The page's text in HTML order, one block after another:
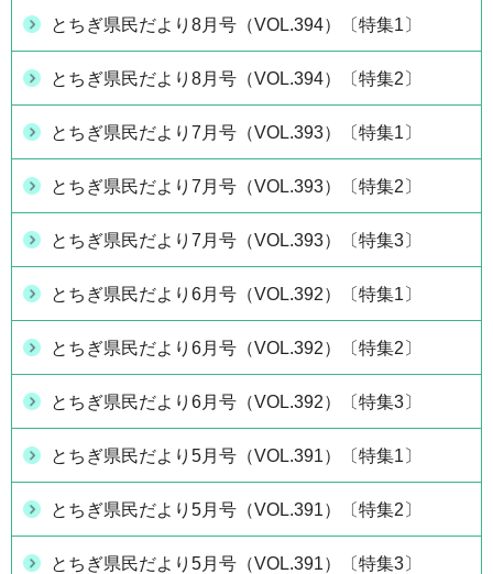
とちぎ県民だより8月号（VOL.394）〔特集1〕
とちぎ県民だより8月号（VOL.394）〔特集2〕
とちぎ県民だより7月号（VOL.393）〔特集1〕
とちぎ県民だより7月号（VOL.393）〔特集2〕
とちぎ県民だより7月号（VOL.393）〔特集3〕
とちぎ県民だより6月号（VOL.392）〔特集1〕
とちぎ県民だより6月号（VOL.392）〔特集2〕
とちぎ県民だより6月号（VOL.392）〔特集3〕
とちぎ県民だより5月号（VOL.391）〔特集1〕
とちぎ県民だより5月号（VOL.391）〔特集2〕
とちぎ県民だより5月号（VOL.391）〔特集3〕